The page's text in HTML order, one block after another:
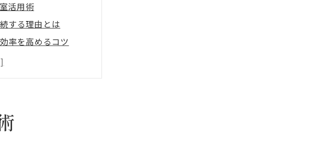
活用術
する理由とは
率を高めるコツ
慣の作り方
たらす効果
す方法
め勉強法紹介